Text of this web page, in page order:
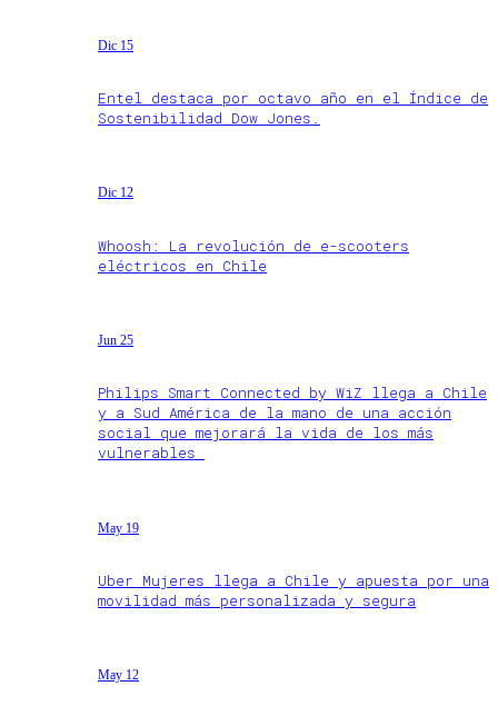
Dic 15
Entel destaca por octavo año en el Índice de
Sostenibilidad Dow Jones.
Dic 12
Whoosh: La revolución de e-scooters
eléctricos en Chile
Jun 25
Philips Smart Connected by WiZ llega a Chile
y a Sud América de la mano de una acción
social que mejorará la vida de los más
vulnerables
May 19
Uber Mujeres llega a Chile y apuesta por una
movilidad más personalizada y segura
May 12